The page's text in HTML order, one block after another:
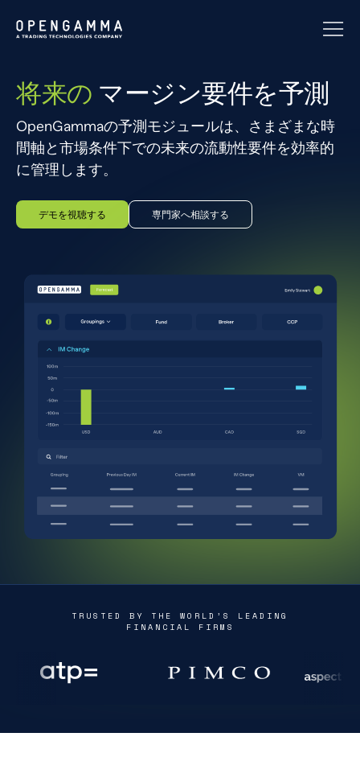
将来の マージン要件を予測
OpenGammaの予測モジュールは、さまざまな時
間軸と市場条件下での未来の流動性要件を効率的
に管理します。
デモを視聴する 専門家へ相談する
TRUSTED BY THE WORLD’S LEADING
FINANCIAL FIRMS